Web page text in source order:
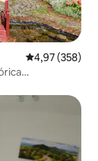
4,97 de uma
4,97 (358)